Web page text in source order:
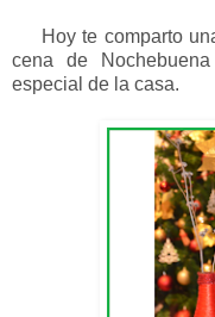
Hoy te comparto
cena de
especial de la casa.